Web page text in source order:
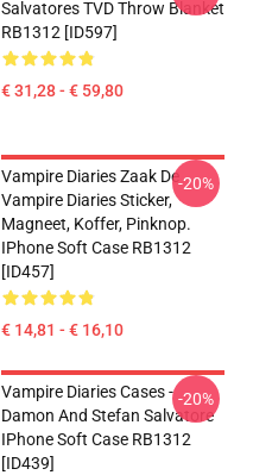
Salvatores TVD Throw Blanket
RB1312 [ID597]
€ 31,28 - € 59,80
Vampire Diaries Zaak De
Vampire Diaries Sticker,
Magneet, Koffer, Pinknop.
IPhone Soft Case RB1312
[ID457]
€ 14,81 - € 16,10
-20%
Vampire Diaries Cases -
Damon And Stefan Salvatore
IPhone Soft Case RB1312
[ID439]
-20%